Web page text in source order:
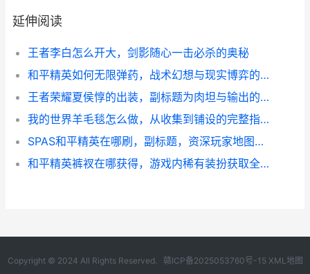
延伸阅读
王者李白怎么开大，剑影随心一击必杀的奥秘
和平精英如何无限弹药，战术幻想与现实博弈的副标题
王者荣耀夏侯惇的出装，副标题为肉坦与输出的完美平衡之道
我的世界羊毛毯怎么做，从收集到铺设的完整指南
SPAS和平精英在哪刷，副标题，资深玩家地图资源点深度解析
和平精英裤衩在哪获得，游戏内稀有装扮获取全解析
Copyright © 2024 All Rights Reserved. 赣ICP备2025053760号-15 XML地图